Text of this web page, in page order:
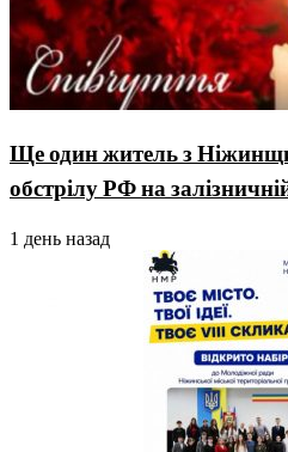
Ще один житель з
обстрілу РФ на
1 день назад